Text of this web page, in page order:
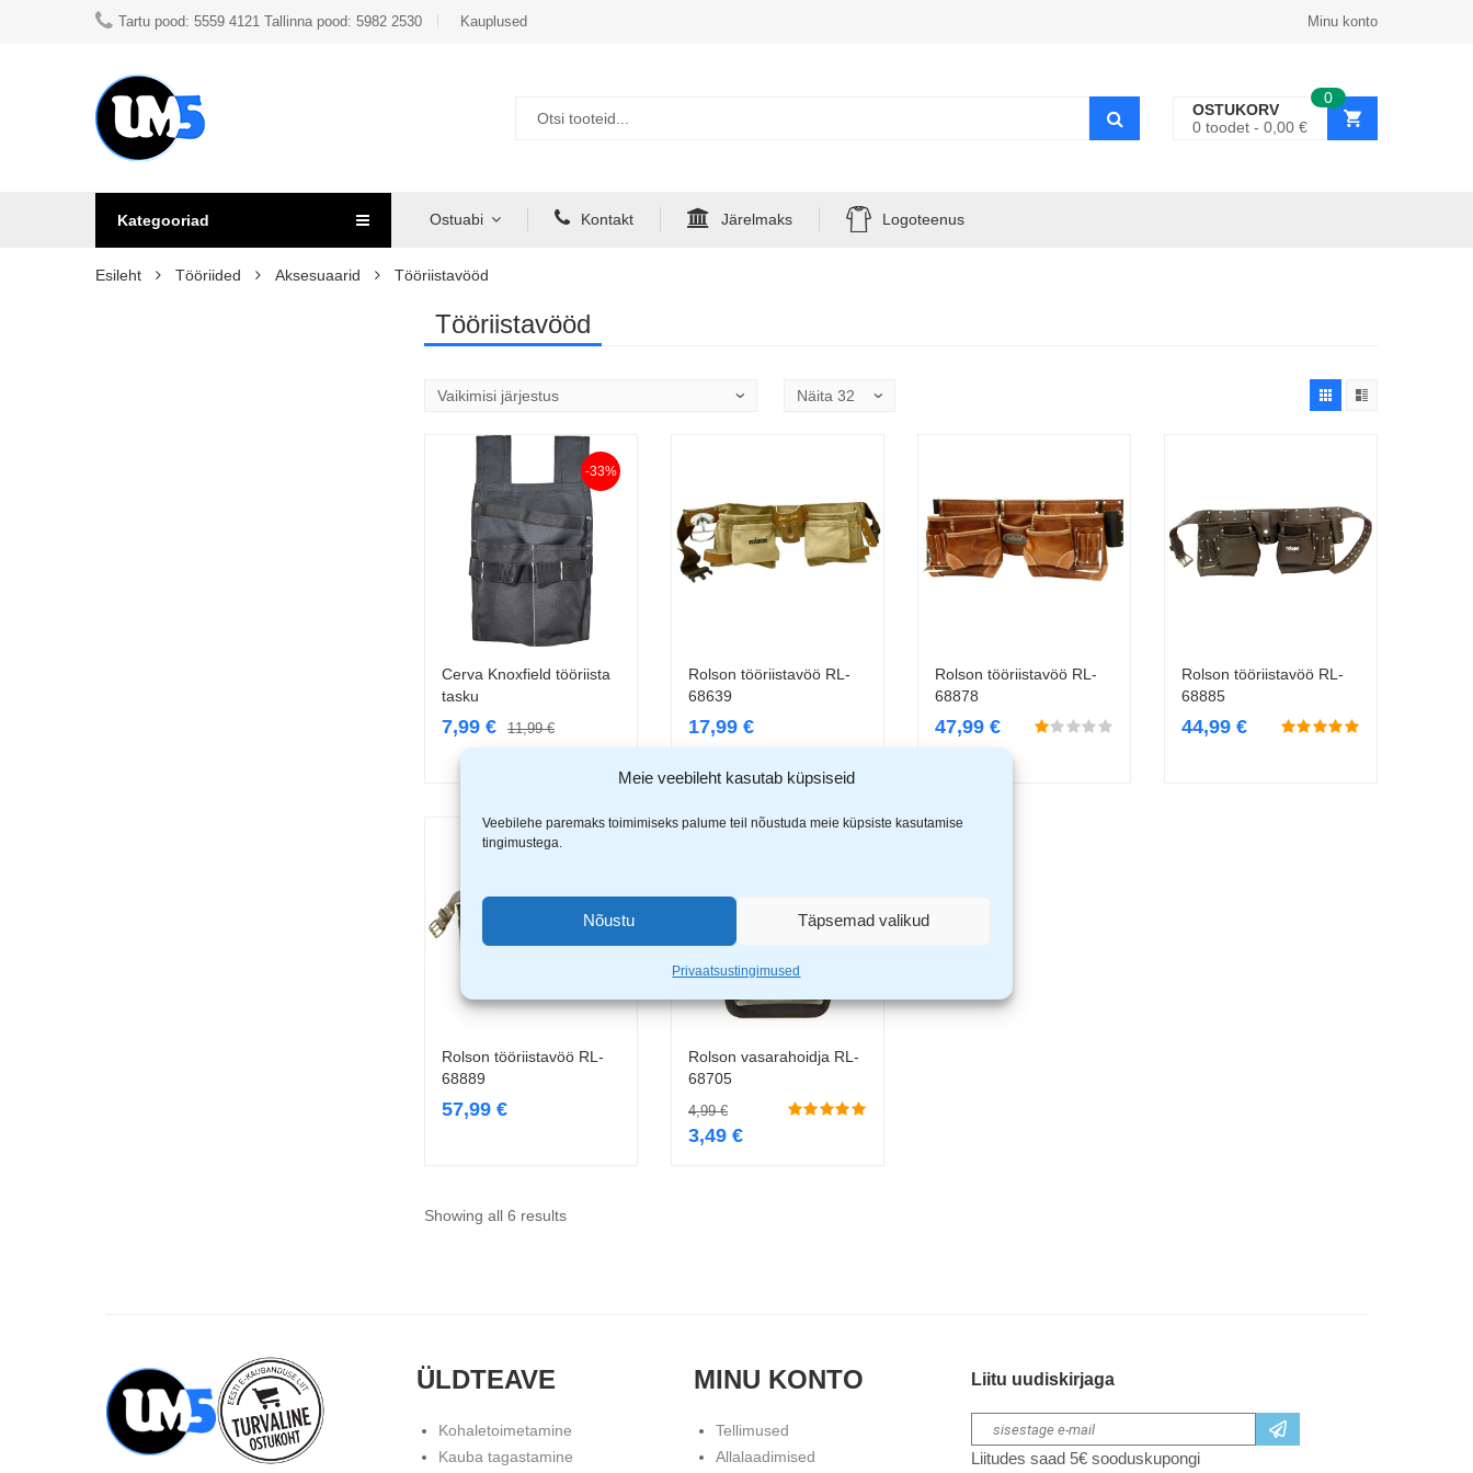
Meie veebileht kasutab küpsiseid
Veebilehe paremaks toimimiseks palume teil nõustuda meie küpsiste kasutamise
tingimustega.
Nõustu Täpsemad valikud
Privaatsustingimused
Tartu pood: 5559 4121 Tallinna pood: 5982 2530 Kauplused Minu konto
0
OSTUKORV
0 toodet 0,00 €
Kategooriad Ostuabi Kontakt Järelmaks Logoteenus
Esileht Tööriided Aksesuaarid Tööriistavööd
Tööriistavööd
-33%
Loe edasi
Cerva Knoxfield tööriista
tasku
11,99€
7,99 €
Lisa korvi
Rolson tööriistavöö RL-
68639
17,99 €
Lisa korvi
Rolson tööriistavöö RL-
68878
47,99 €
Lisa korvi
Rolson tööriistavöö RL-
68885
44,99 €
Lisa korvi
Rolson tööriistavöö RL-
68889
57,99 €
Lisa korvi
Rolson vasarahoidja RL-
68705
4,99€
3,49 €
Showing all 6 results
ÜLDTEAVE
Kohaletoimetamine
Kauba tagastamine
MINU KONTO
Tellimused
Allalaadimised
Liitu uudiskirjaga
Liitudes saad 5€ sooduskupongi